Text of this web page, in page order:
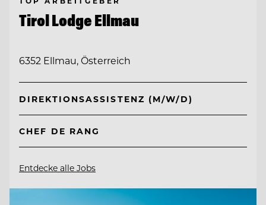
Tirol Lodge Ellmau
6352 Ellmau, Österreich
DIREKTIONSASSISTENZ (M/W/D)
CHEF DE RANG
Entdecke alle Jobs